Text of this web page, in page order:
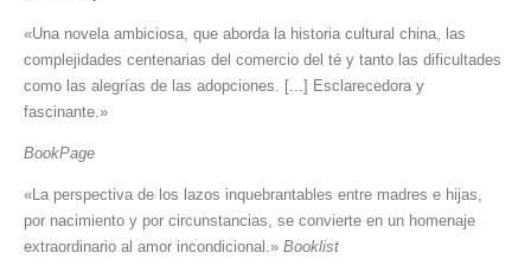
«Una novela ambiciosa, que aborda la historia cultural china, las
complejidades centenarias del comercio del té y tanto las dificultades
como las alegrías de las adopciones. [...] Esclarecedora y
fascinante.»
BookPage
«La perspectiva de los lazos inquebrantables entre madres e hijas,
por nacimiento y por circunstancias, se convierte en un homenaje
extraordinario al amor incondicional.» Booklist